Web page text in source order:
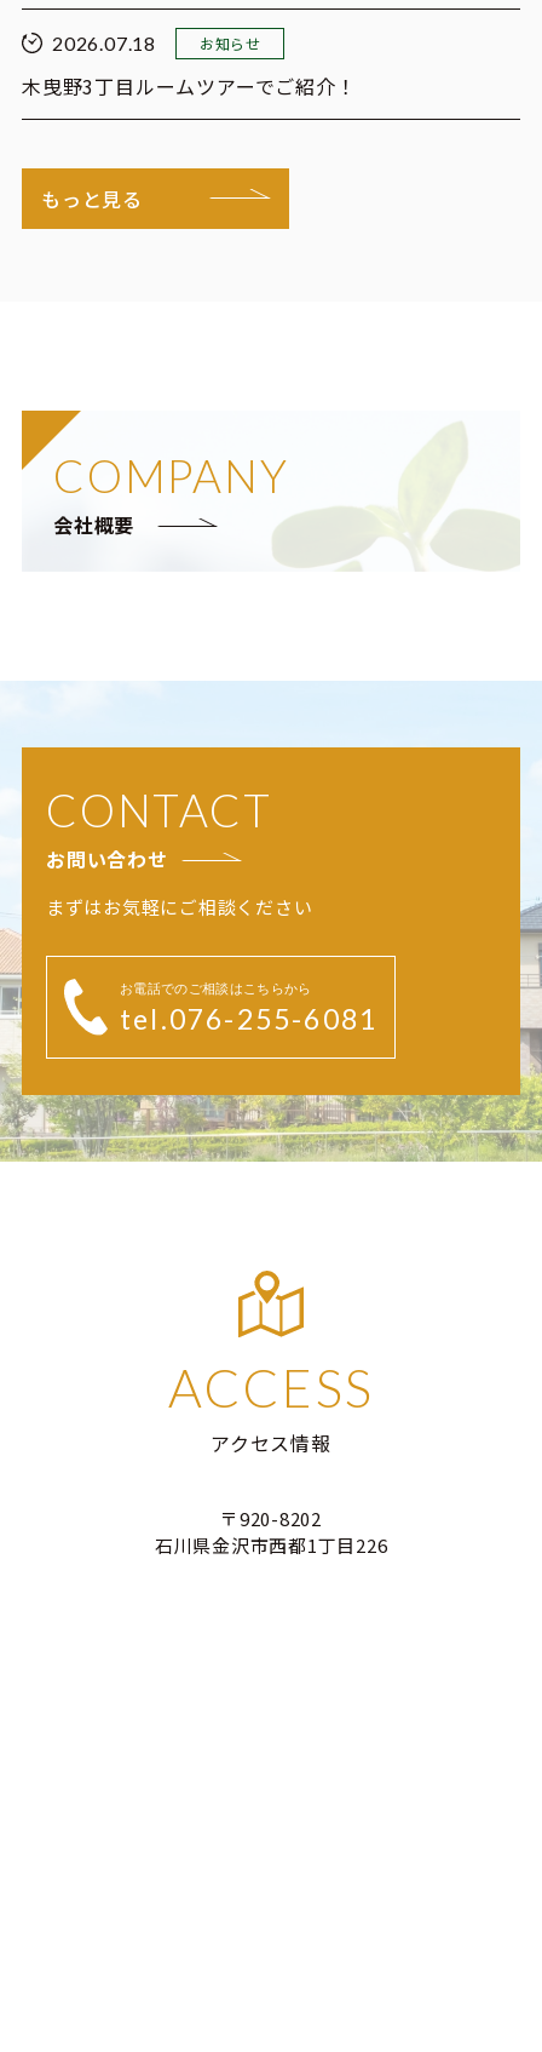
2026.07.18 お知らせ
木曳野3丁目ルームツアーでご紹介！
もっと見る
COMPANY
会社概要
CONTACT
お問い合わせ
まずはお気軽にご相談ください
お電話でのご相談はこちらから
tel.076-255-6081
ACCESS
アクセス情報
〒920-8202
石川県金沢市西都1丁目226